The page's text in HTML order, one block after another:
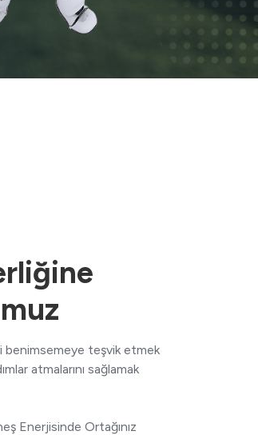
benimsemeye teşvik etmek
atmalarını sağlamak
Enerjisinde Ortağınız